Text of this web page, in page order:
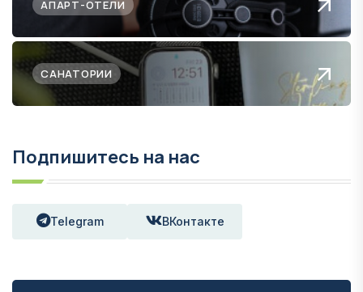
АПАРТ-ОТЕЛИ
САНАТОРИИ
Подпишитесь на нас
Telegram ВКонтакте